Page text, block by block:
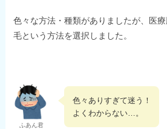
色々な方法・種類がありましたが、医
毛という方法を選択しました。
ふあん君
色々ありすぎて迷う！
よくわからない…。